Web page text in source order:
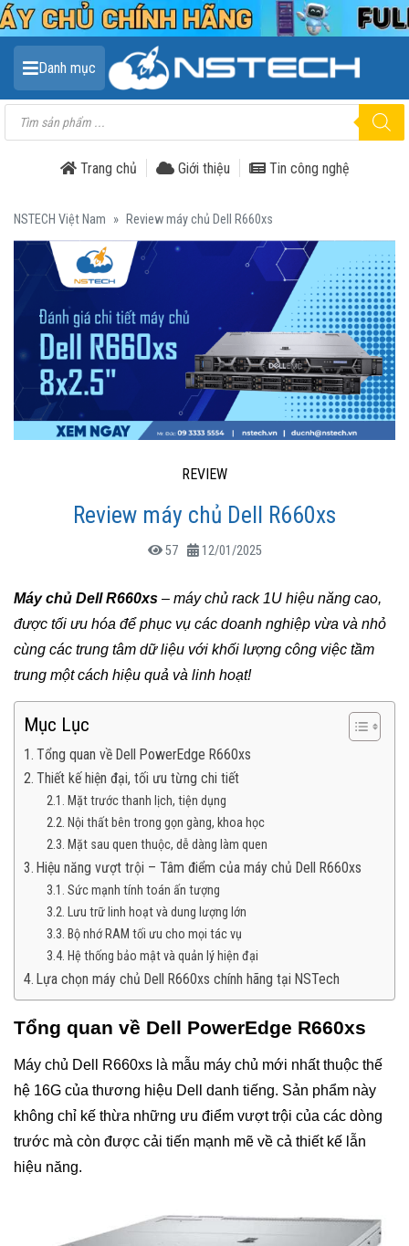
Danh mục
Tìm
kiếm
sản
Trang chủ
Giới thiệu Tin công nghệ
NSTECH Việt Nam » Review máy chủ Dell R660xs
REVIEW
Review máy chủ Dell R660xs
57 12/01/2025
Máy chủ Dell R660xs – máy chủ rack 1U hiệu năng cao,
được tối ưu hóa để phục vụ các doanh nghiệp vừa và nhỏ
cùng các trung tâm dữ liệu với khối lượng công việc tầm
trung một cách hiệu quả và linh hoạt!
Mục Lục
Tổng quan về Dell PowerEdge R660xs
Thiết kế hiện đại, tối ưu từng chi tiết
Mặt trước thanh lịch, tiện dụng
Nội thất bên trong gọn gàng, khoa học
Mặt sau quen thuộc, dễ dàng làm quen
Hiệu năng vượt trội – Tâm điểm của máy chủ Dell R660xs
Sức mạnh tính toán ấn tượng
Lưu trữ linh hoạt và dung lượng lớn
Bộ nhớ RAM tối ưu cho mọi tác vụ
Hệ thống bảo mật và quản lý hiện đại
Lựa chọn máy chủ Dell R660xs chính hãng tại NSTech
Tổng quan về Dell PowerEdge R660xs
Máy chủ Dell R660xs là mẫu máy chủ mới nhất thuộc thế
hệ 16G của thương hiệu Dell danh tiếng. Sản phẩm này
không chỉ kế thừa những ưu điểm vượt trội của các dòng
trước mà còn được cải tiến mạnh mẽ về cả thiết kế lẫn
hiệu năng.